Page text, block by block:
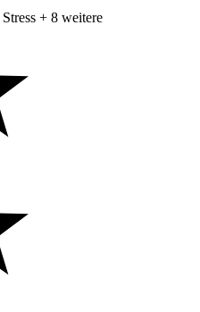
Stress + 8 weitere